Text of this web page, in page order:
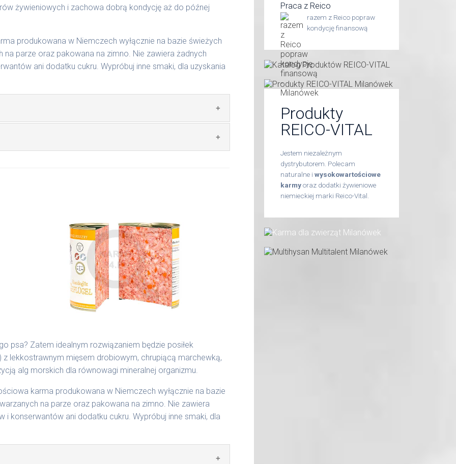
żywieniowych i zachowa dobrą kondycję aż do późnej
produkowana w Niemczech wyłącznie na bazie świeżych
parze oraz pakowana na zimno. Nie zawiera żadnych
ani dodatku cukru. Wypróbuj inne smaki, dla uzyskania
69% wołowina, 4% ryż, 4% marchew, bulion
składnikami spożywczymi takimi jak: żołądek, wątroba,
w lodówce, nie dłużej niż 2 dni.
Indywidualne potrzeby zależne są od rasy,
g/1016 | 800 g/1024
psa? Zatem idealnym rozwiązaniem będzie posiłek
lekkostrawnym mięsem drobiowym, chrupiącą marchewką,
alg morskich dla równowagi mineralnej organizmu.
karma produkowana w Niemczech wyłącznie na bazie
na parze oraz pakowana na zimno. Nie zawiera
konserwantów ani dodatku cukru. Wypróbuj inne smaki, dla
Praca z Reico
razem z Reico popraw
kondycję finansową
Produkty
REICO-VITAL
Jestem niezależnym
dystrybutorem. Polecam
naturalne i wysokowartościowe
karmyoraz dodatki żywieniowe
niemieckiej marki Reico-Vital.